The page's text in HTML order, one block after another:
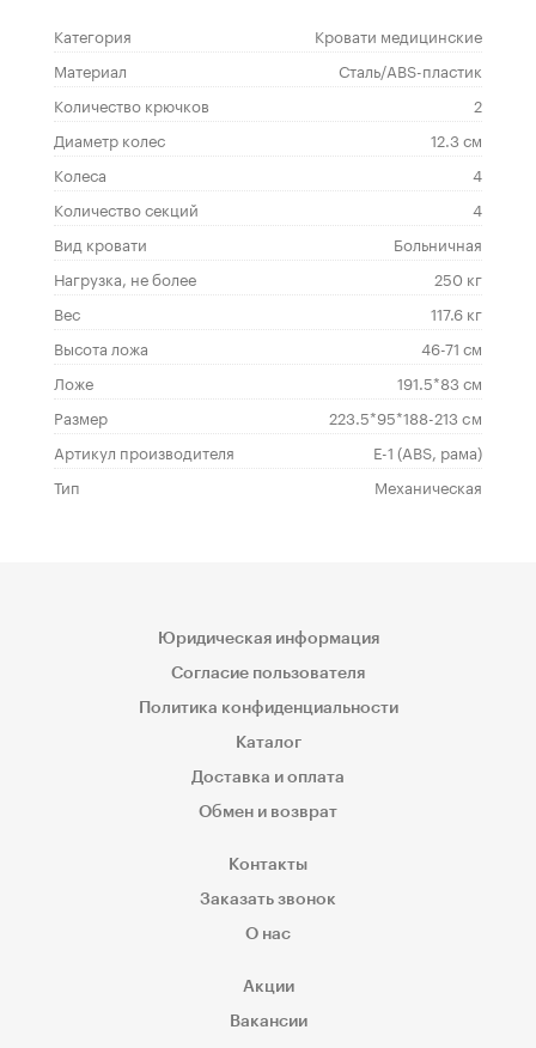
Категория
Кровати медицинские
Материал
Сталь/ABS-пластик
Количество крючков
2
Диаметр колес
12.3 см
Колеса
4
Количество секций
4
Вид кровати
Больничная
Нагрузка, не более
250 кг
Вес
117.6 кг
Высота ложа
46-71 см
Ложе
191.5*83 см
Размер
223.5*95*188-213 cм
Артикул производителя
Е-1 (ABS, рама)
Тип
Механическая
Юридическая информация
Согласие пользователя
Политика конфиденциальности
Каталог
Доставка и оплата
Обмен и возврат
Контакты
Заказать звонок
О нас
Акции
Вакансии